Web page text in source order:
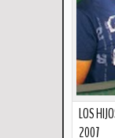
LOS
2007